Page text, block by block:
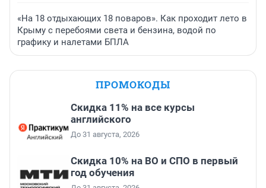
«На 18 отдыхающих 18 поваров». Как проходит лето в
Крыму с перебоями света и бензина, водой по
графику и налетами БПЛА
ПРОМОКОДЫ
Скидка 11% на все курсы
английского
До 31 августа, 2026
Скидка 10% на ВО и СПО в первый
год обучения